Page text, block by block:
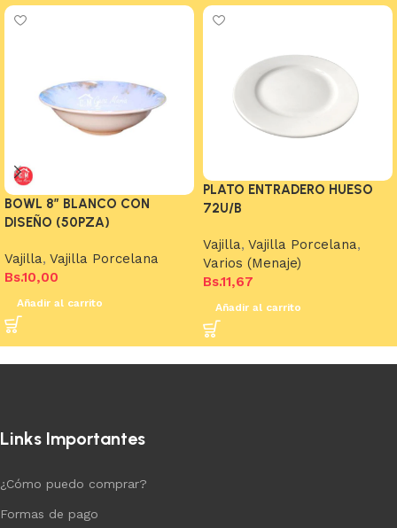
BOWL 8″ BLANCO CON
DISEÑO (50PZA)
Vajilla, Vajilla Porcelana
Bs.10,00
Añadir al carrito
PLATO ENTRADERO HUESO
72U/B
Vajilla, Vajilla Porcelana,
Varios (Menaje)
Bs.11,67
Añadir al carrito
Links Importantes
¿Cómo puedo comprar?
Formas de pago